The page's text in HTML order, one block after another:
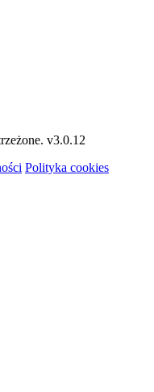
v3.0.12
Polityka cookies